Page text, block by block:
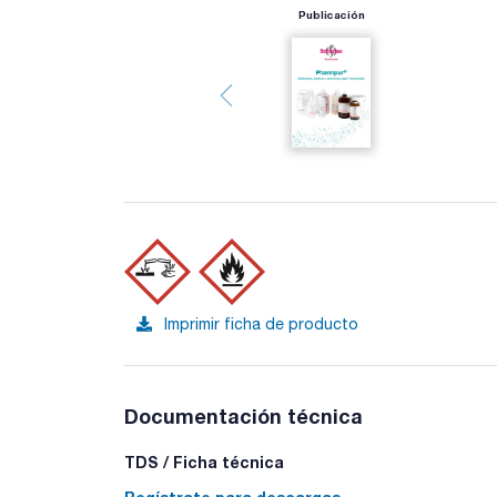
Publicación
Imprimir ficha de producto
Documentación técnica
TDS / Ficha técnica